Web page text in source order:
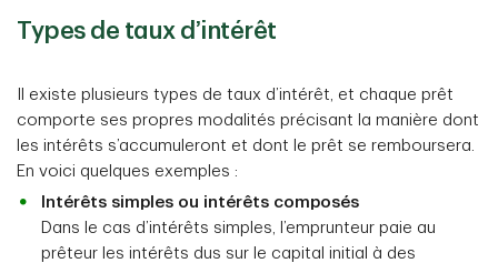
Types de taux d’intérêt
Il existe plusieurs types de taux d’intérêt, et chaque prêt
comporte ses propres modalités précisant la manière dont
les intérêts s’accumuleront et dont le prêt se remboursera.
En voici quelques exemples :
Intérêts simples ou intérêts composés
Dans le cas d’intérêts simples, l’emprunteur paie au
prêteur les intérêts dus sur le capital initial à des